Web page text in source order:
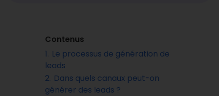
Contenus
1. Le processus de génération de
leads
2. Dans quels canaux peut-on
générer des leads ?